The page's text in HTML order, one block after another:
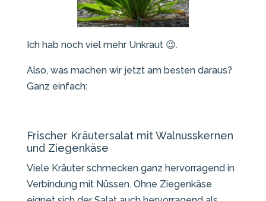
Ich hab noch viel mehr Unkraut 😉.
Also, was machen wir jetzt am besten daraus?
Ganz einfach:
Frischer Kräutersalat mit Walnusskernen
und Ziegenkäse
Viele Kräuter schmecken ganz hervorragend in
Verbindung mit Nüssen. Ohne Ziegenkäse